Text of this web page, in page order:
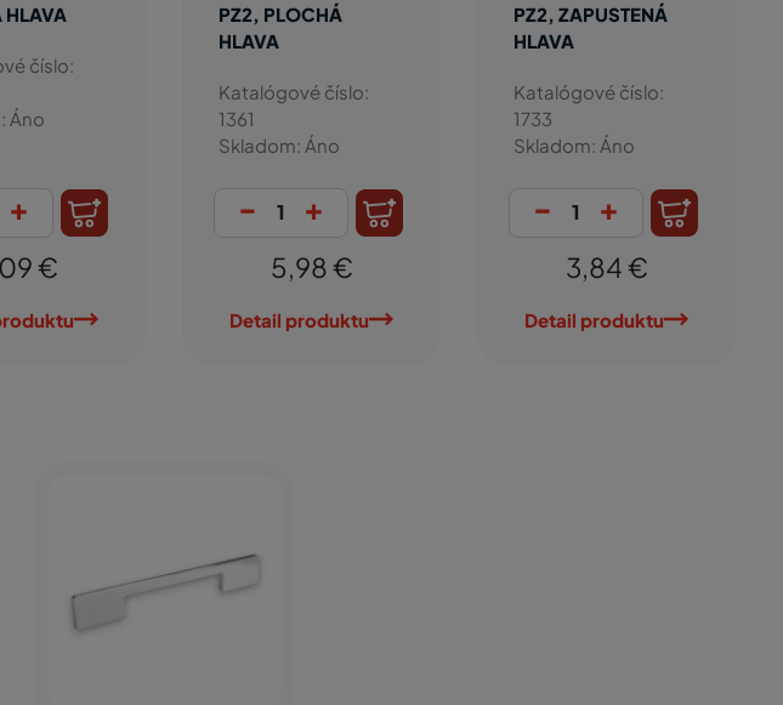
PZ2, ZAPUSTENÁ
Katalógové číslo:
-
Detail produktu
PZ2, ZAPUSTENÁ
Katalógové číslo:
-
Detail produktu
-
Detail